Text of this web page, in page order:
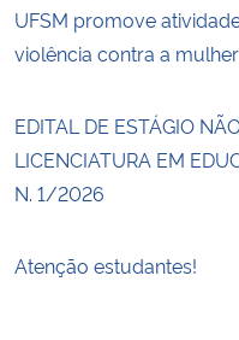
UFSM promove
violência contra a
EDITAL DE ESTÁGIO
LICENCIATURA EM
N. 1/2026
Atenção estudantes!